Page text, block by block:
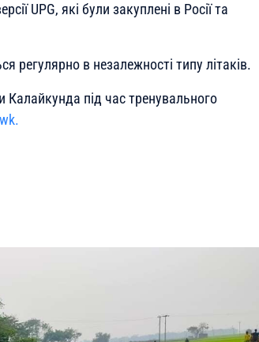
UPG, які були закуплені в Росії та
регулярно в незалежності типу літаків.
під час тренувального